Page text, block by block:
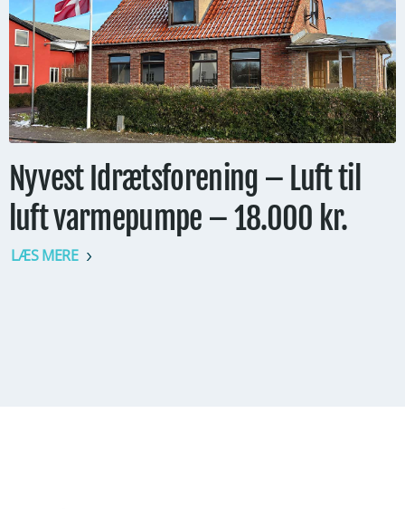
Nyvest Idrætsforening – Luft til
luft varmepumpe – 18.000 kr.
LÆS MERE